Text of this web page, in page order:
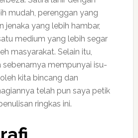
mudah, perenggan yang
jenaka yang lebih hambar,
medium yang lebih segar
masyarakat. Selain itu,
sebenarnya mempunyai isu-
kita bincang dan
telah pun saya petik
ringkas ini.